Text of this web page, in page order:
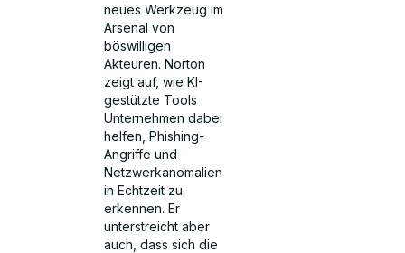
neues Werkzeug im
Arsenal von
böswilligen
Akteuren. Norton
zeigt auf, wie KI-
gestützte Tools
Unternehmen dabei
helfen, Phishing-
Angriffe und
Netzwerkanomalien
in Echtzeit zu
erkennen. Er
unterstreicht aber
auch, dass sich die